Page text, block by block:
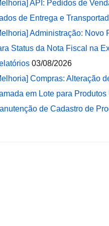
API: Pedidos de
de Entrega e
Administração: Novo
Status da Nota Fiscal na
03/08/2026
Compras: Alteração
em Lote para Produtos
de Cadastro de